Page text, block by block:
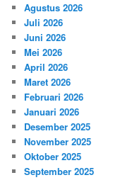
Agustus 2026
Juli 2026
Juni 2026
Mei 2026
April 2026
Maret 2026
Februari 2026
Januari 2026
Desember 2025
November 2025
Oktober 2025
September 2025